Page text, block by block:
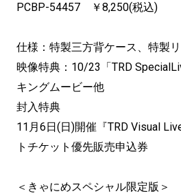
PCBP-54457 ￥8,250(税込)
仕様：特製三方背ケース、特製
映像特典：10/23「TRD
キングムービー他
封入特典
11月6日(日)開催『TRD Visual
トチケット優先販売申込券
＜きゃにめスペシャル限定版＞